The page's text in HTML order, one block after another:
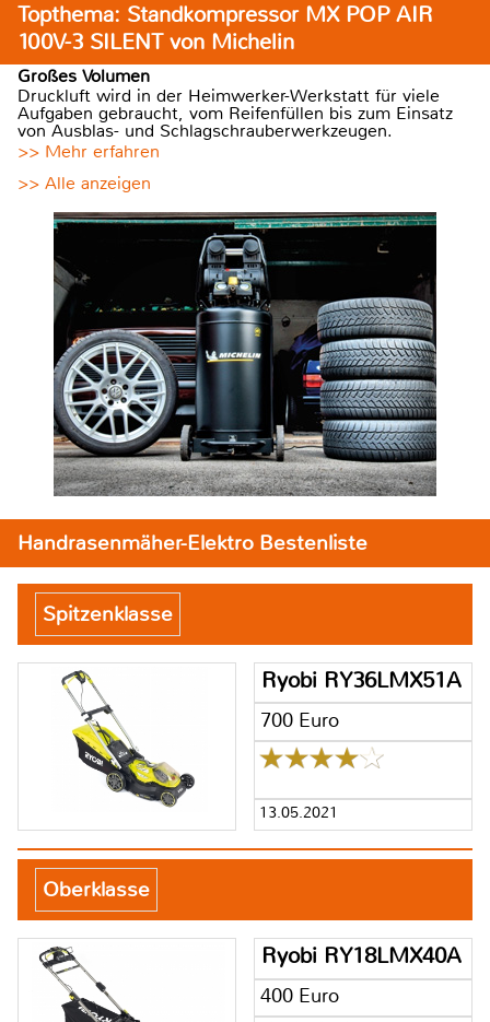
Topthema: Standkompressor MX POP AIR
100V-3 SILENT von Michelin
Großes Volumen
Druckluft wird in der Heimwerker-Werkstatt für viele
Aufgaben gebraucht, vom Reifenfüllen bis zum Einsatz
von Ausblas- und Schlagschrauberwerkzeugen.
>> Mehr erfahren
>> Alle anzeigen
Handrasenmäher-Elektro Bestenliste
Spitzenklasse
Ryobi RY36LMX51A
700 Euro
13.05.2021
Oberklasse
Ryobi RY18LMX40A
400 Euro